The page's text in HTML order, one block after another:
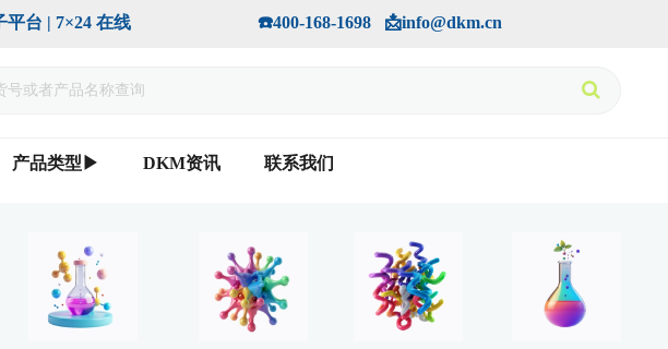
手机版
| 7×24 在线                             ☎️400-168-1698   📩info@dkm.cn
产品类型▶ DKM资讯 联系我们